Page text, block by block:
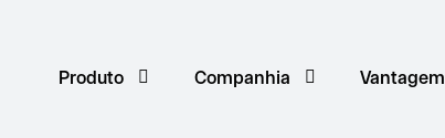
Produto Companhia Vantagem